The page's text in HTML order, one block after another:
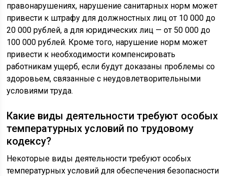
правонарушениях, нарушение санитарных норм может
привести к штрафу для должностных лиц от 10 000 до
20 000 рублей, а для юридических лиц — от 50 000 до
100 000 рублей. Кроме того, нарушение норм может
привести к необходимости компенсировать
работникам ущерб, если будут доказаны проблемы со
здоровьем, связанные с неудовлетворительными
условиями труда.
Какие виды деятельности требуют особых
температурных условий по трудовому
кодексу?
Некоторые виды деятельности требуют особых
температурных условий для обеспечения безопасности